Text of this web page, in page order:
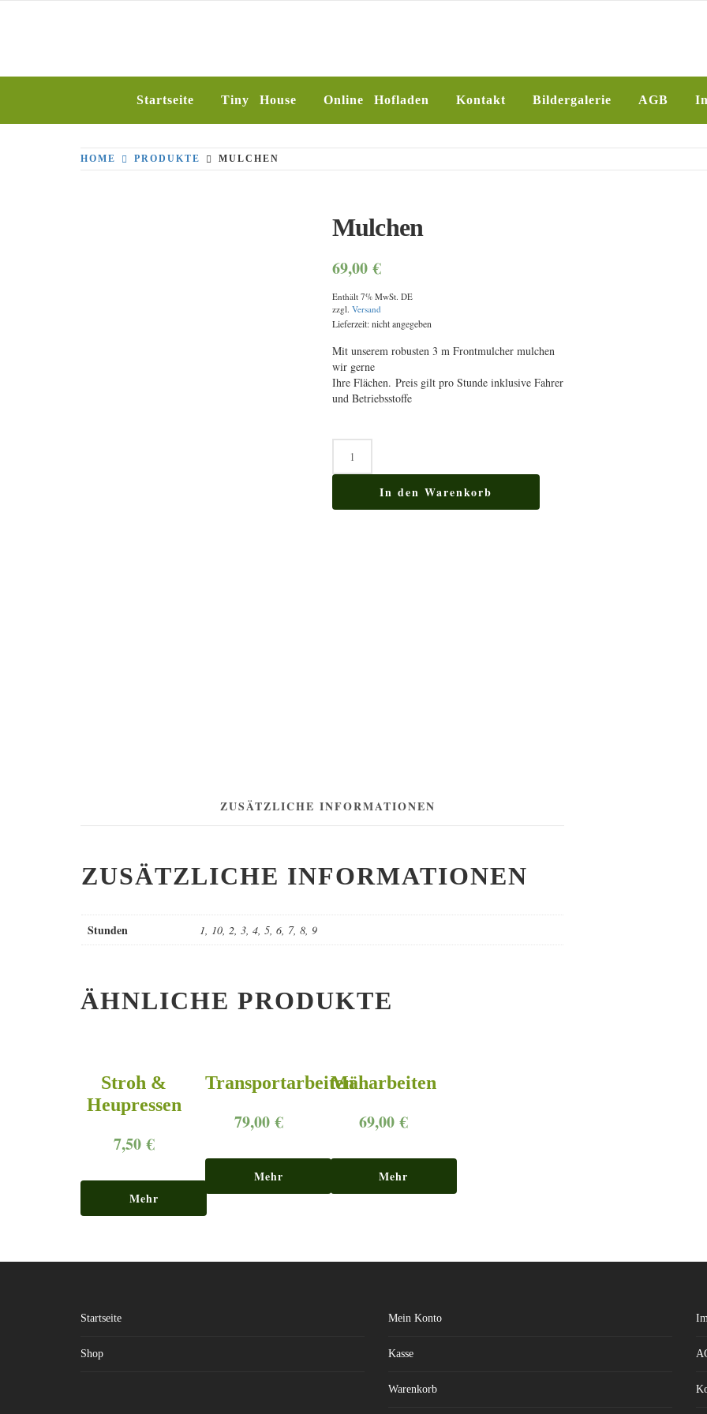
Startseite Tiny House Online Hofladen Kontakt Bildergalerie AGB
HOME PRODUKTE MULCHEN
Mulchen
69,00€
Enthält 7% MwSt. DE
zzgl. Versand
Lieferzeit: nicht angegeben
Mit unserem robusten 3 m Frontmulcher mulchen
wir gerne
Ihre Flächen. Preis gilt pro Stunde inklusive Fahrer
und Betriebsstoffe
Mulchen
Menge
In den Warenkorb
ZUSÄTZLICHE INFORMATIONEN
ZUSÄTZLICHE INFORMATIONEN
Stunden 1, 10, 2, 3, 4, 5, 6, 7, 8, 9
ÄHNLICHE PRODUKTE
Stroh &
Heupressen
7,50€
Mehr
Transportarbeiten
79,00€
Mehr
Mäharbeiten
69,00€
Mehr
Startseite
Shop
Mein Konto
Kasse
Warenkorb